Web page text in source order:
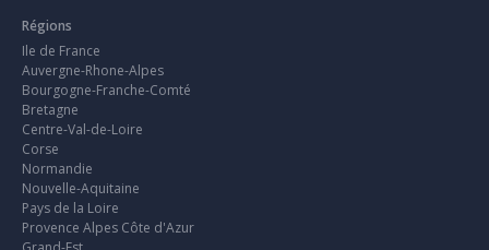
Régions
Ile de France
Auvergne-Rhone-Alpes
Bourgogne-Franche-Comté
Bretagne
Centre-Val-de-Loire
Corse
Normandie
Nouvelle-Aquitaine
Pays de la Loire
Provence Alpes Côte d'Azur